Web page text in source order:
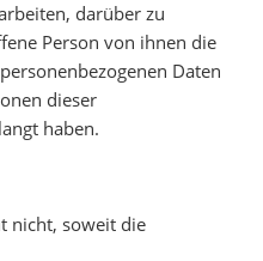
darüber zu
Person von ihnen die
Daten
dieser
haben.
nicht, soweit die